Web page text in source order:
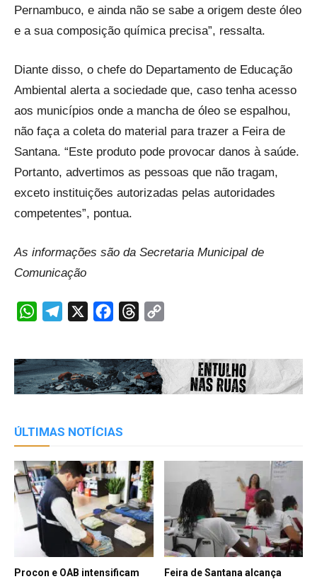
Pernambuco, e ainda não se sabe a origem deste óleo
e a sua composição química precisa”, ressalta.
Diante disso, o chefe do Departamento de Educação
Ambiental alerta a sociedade que, caso tenha acesso
aos municípios onde a mancha de óleo se espalhou,
não faça a coleta do material para trazer a Feira de
Santana. “Este produto pode provocar danos à saúde.
Portanto, advertimos as pessoas que não tragam,
exceto instituições autorizadas pelas autoridades
competentes”, pontua.
As informações são da Secretaria Municipal de
Comunicação
WhatsAppTelegram FacebookThreads
ÚLTIMAS NOTÍCIAS
Procon e OAB intensificam
Feira de Santana alcança